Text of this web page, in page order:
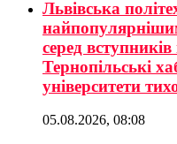
Львівська
серед вступників
Тернопільські
університети
05.08.2026, 08:08